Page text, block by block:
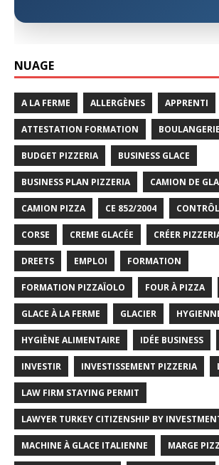
NUAGE
A LA FERME ALLERGÈNES APPRENTI
ATTESTATION FORMATION BOULANGERIE
BUDGET PIZZERIA BUSINESS GLACE
BUSINESS PLAN PIZZERIA CAMION DE
CAMION PIZZA CE 852/2004
CORSE CREME GLACÉE CRÉER
DREETS EMPLOI FORMATION
FORMATION PIZZAÏOLO FOUR À PIZZA
GLACE À LA FERME GLACIER
HYGIÈNE ALIMENTAIRE IDÉE BUSINESS
INVESTIR INVESTISSEMENT PIZZERIA
LAW FIRM STAYING PERMIT
LAWYER TURKEY CITIZENSHIP BY
MACHINE À GLACE ITALIENNE MARGE